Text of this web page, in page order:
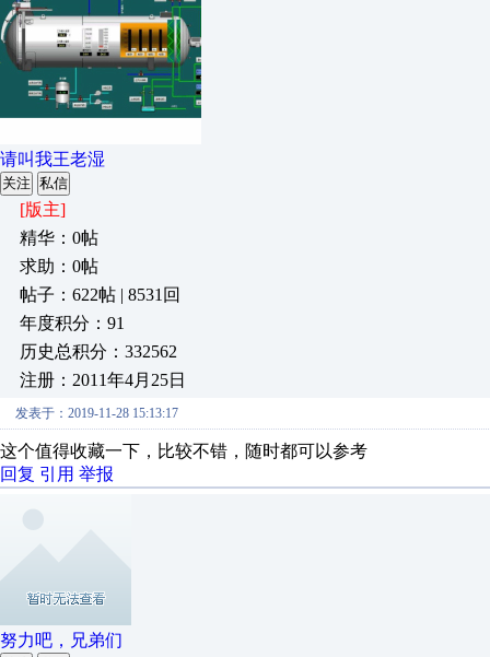
请叫我王老湿
关注 私信
[版主]
精华：0帖
求助：0帖
帖子：622帖 | 8531回
年度积分：91
历史总积分：332562
注册：2011年4月25日
发表于：2019-11-28 15:13:17
这个值得收藏一下，比较不错，随时都可以参考
回复 引用 举报
努力吧，兄弟们